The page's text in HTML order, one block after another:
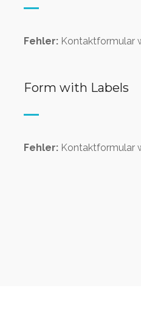
Fehler:Kontaktformular
Form with Labels
Fehler:Kontaktformular